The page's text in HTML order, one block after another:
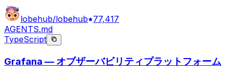
lobehub/lobehub 77,417
AGENTS.md
TypeScript
Grafana — オブザーバビリティプラットフォーム